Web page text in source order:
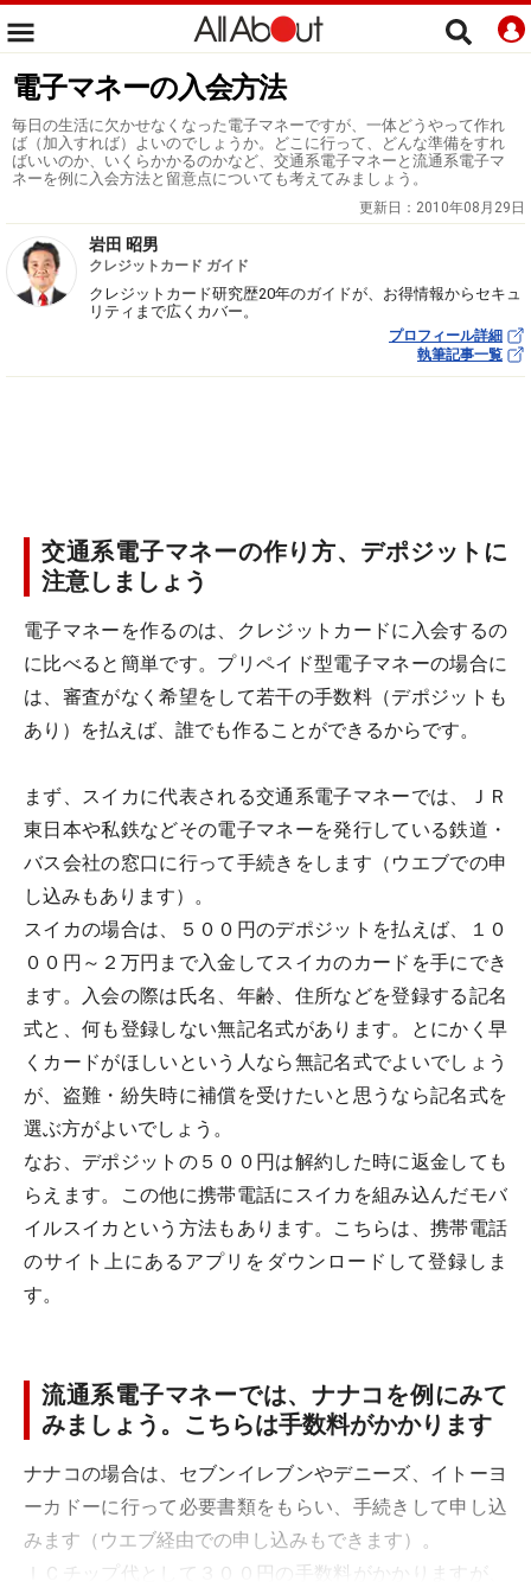
電子マネーの入会方法
毎日の生活に欠かせなくなった電子マネーですが、一体どうやって作れ
ば（加入すれば）よいのでしょうか。どこに行って、どんな準備をすれ
ばいいのか、いくらかかるのかなど、交通系電子マネーと流通系電子マ
ネーを例に入会方法と留意点についても考えてみましょう。
更新日： 2010年08月29日
岩田 昭男
クレジットカード ガイド
クレジットカード研究歴20年のガイドが、お得情報からセキュ
リティまで広くカバー。
プロフィール詳細
執筆記事一覧
交通系電子マネーの作り方、デポジットに
注意しましょう
電子マネーを作るのは、クレジットカードに入会するの
に比べると簡単です。プリペイド型電子マネーの場合に
は、審査がなく希望をして若干の手数料（デポジットも
あり）を払えば、誰でも作ることができるからです。
まず、スイカに代表される交通系電子マネーでは、ＪＲ
東日本や私鉄などその電子マネーを発行している鉄道・
バス会社の窓口に行って手続きをします（ウエブでの申
し込みもあります）。
スイカの場合は、５００円のデポジットを払えば、１０
００円～２万円まで入金してスイカのカードを手にでき
ます。入会の際は氏名、年齢、住所などを登録する記名
式と、何も登録しない無記名式があります。とにかく早
くカードがほしいという人なら無記名式でよいでしょう
が、盗難・紛失時に補償を受けたいと思うなら記名式を
選ぶ方がよいでしょう。
なお、デポジットの５００円は解約した時に返金しても
らえます。この他に携帯電話にスイカを組み込んだモバ
イルスイカという方法もあります。こちらは、携帯電話
のサイト上にあるアプリをダウンロードして登録しま
す。
流通系電子マネーでは、ナナコを例にみて
みましょう。こちらは手数料がかかります
ナナコの場合は、セブンイレブンやデニーズ、イトーヨ
ーカドーに行って必要書類をもらい、手続きして申し込
みます（ウエブ経由での申し込みもできます）。
ＩＣチップ代として３００円の手数料がかかりますが、